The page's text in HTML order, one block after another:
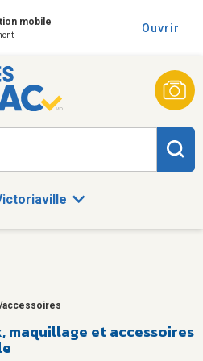
mobile Ouvrir
accessoires
maquillage et accessoires